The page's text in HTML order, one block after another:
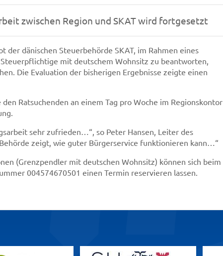
zwischen Region und SKAT wird fortgesetzt
der dänischen Steuerbehörde SKAT, im Rahmen eines
mit deutschem Wohnsitz zu beantworten,
Die Evaluation der bisherigen Ergebnisse zeigte einen
Ratsuchenden an einem Tag pro Woche im Regionskontor
sehr zufrieden…“, so Peter Hansen, Leiter des
zeigt, wie guter Bürgerservice funktionieren kann…“
(Grenzpendler mit deutschen Wohnsitz) können sich beim
004574670501 einen Termin reservieren lassen.